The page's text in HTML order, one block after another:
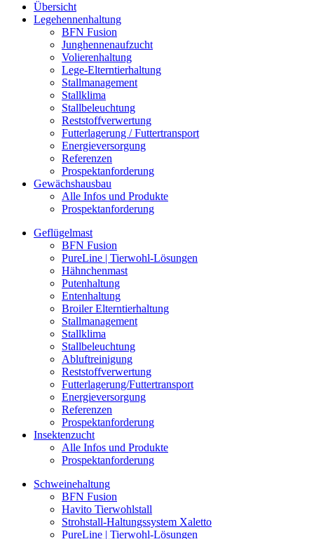
Übersicht
Legehennenhaltung
BFN Fusion
Junghennenaufzucht
Volierenhaltung
Lege-Elterntierhaltung
Stallmanagement
Stallklima
Stallbeleuchtung
Reststoffverwertung
Futterlagerung / Futtertransport
Energieversorgung
Referenzen
Prospektanforderung
Gewächshausbau
Alle Infos und Produkte
Prospektanforderung
Geflügelmast
BFN Fusion
PureLine | Tierwohl-Lösungen
Hähnchenmast
Putenhaltung
Entenhaltung
Broiler Elterntierhaltung
Stallmanagement
Stallklima
Stallbeleuchtung
Abluftreinigung
Reststoffverwertung
Futterlagerung/Futtertransport
Energieversorgung
Referenzen
Prospektanforderung
Insektenzucht
Alle Infos und Produkte
Prospektanforderung
Schweinehaltung
BFN Fusion
Havito Tierwohlstall
Strohstall-Haltungssystem Xaletto
PureLine | Tierwohl-Lösungen